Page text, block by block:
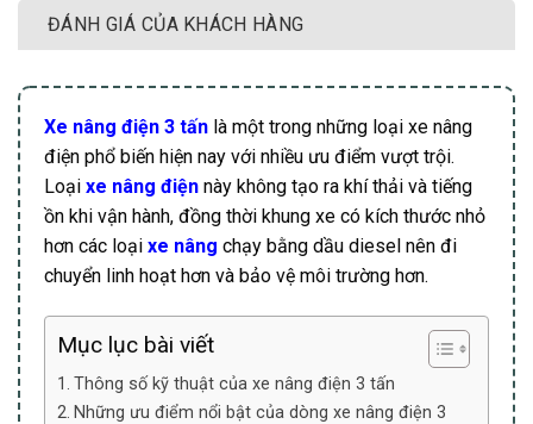
ĐÁNH GIÁ CỦA KHÁCH HÀNG
Xe nâng điện 3 tấn là một trong những loại xe nâng
điện phổ biến hiện nay với nhiều ưu điểm vượt trội.
Loại xe nâng điện này không tạo ra khí thải và tiếng
ồn khi vận hành, đồng thời khung xe có kích thước nhỏ
hơn các loại xe nâng chạy bằng dầu diesel nên đi
chuyển linh hoạt hơn và bảo vệ môi trường hơn.
Mục lục bài viết
Thông số kỹ thuật của xe nâng điện 3 tấn
Những ưu điểm nổi bật của dòng xe nâng điện 3